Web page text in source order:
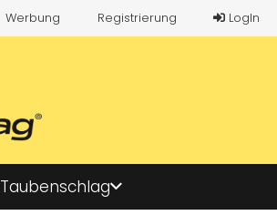
Werbung Registrierung LogIn
Taubenschlag